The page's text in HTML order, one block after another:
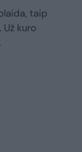
taip
kuro